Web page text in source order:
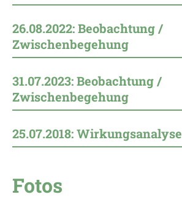
26.08.2022: Beobachtung /
Zwischenbegehung
31.07.2023: Beobachtung /
Zwischenbegehung
25.07.2018: Wirkungsanalyse
Fotos